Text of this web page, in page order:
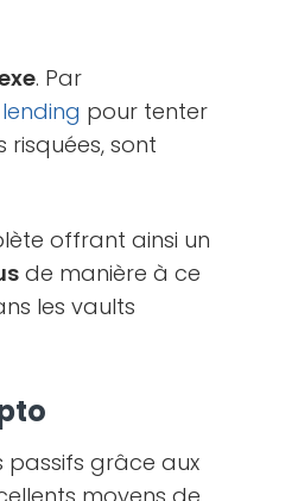
. Par
lending pour tenter
risquées, sont
offrant ainsi un
de manière à ce
les vaults
passifs grâce aux